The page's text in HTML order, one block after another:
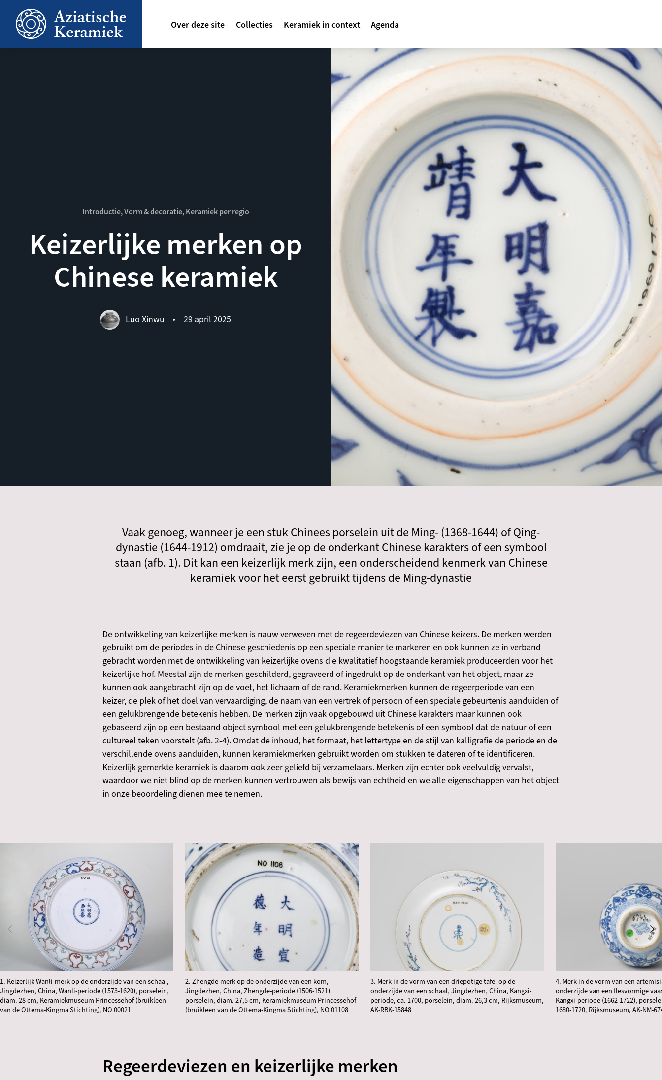
Overslaan
naar
Hoofdnavigatie
Over deze site Collecties Keramiek in context Agenda
Introductie Vorm & decoratie Keramiek per regio
Keizerlijke merken op
Chinese keramiek
Luo Xinwu • 29 april 2025
Vaak genoeg, wanneer je een stuk Chinees porselein uit de Ming- (1368-1644) of Qing-
dynastie (1644-1912) omdraait, zie je op de onderkant Chinese karakters of een symbool
staan (afb. 1). Dit kan een keizerlijk merk zijn, een onderscheidend kenmerk van Chinese
keramiek voor het eerst gebruikt tijdens de Ming-dynastie
De ontwikkeling van keizerlijke merken is nauw verweven met de regeerdeviezen van Chinese keizers. De merken werden
gebruikt om de periodes in de Chinese geschiedenis op een speciale manier te markeren en ook kunnen ze in verband
gebracht worden met de ontwikkeling van keizerlijke ovens die kwalitatief hoogstaande keramiek produceerden voor het
keizerlijke hof. Meestal zijn de merken geschilderd, gegraveerd of ingedrukt op de onderkant van het object, maar ze
kunnen ook aangebracht zijn op de voet, het lichaam of de rand. Keramiekmerken kunnen de regeerperiode van een
keizer, de plek of het doel van vervaardiging, de naam van een vertrek of persoon of een speciale gebeurtenis aanduiden of
een gelukbrengende betekenis hebben. De merken zijn vaak opgebouwd uit Chinese karakters maar kunnen ook
gebaseerd zijn op een bestaand object symbool met een gelukbrengende betekenis of een symbool dat de natuur of een
cultureel teken voorstelt (afb. 2-4). Omdat de inhoud, het formaat, het lettertype en de stijl van kalligrafie de periode en de
verschillende ovens aanduiden, kunnen keramiekmerken gebruikt worden om stukken te dateren of te identificeren.
Keizerlijk gemerkte keramiek is daarom ook zeer geliefd bij verzamelaars. Merken zijn echter ook veelvuldig vervalst,
waardoor we niet blind op de merken kunnen vertrouwen als bewijs van echtheid en we alle eigenschappen van het object
in onze beoordeling dienen mee te nemen.
1. Keizerlijk Wanli-merk op de onderzijde van een schaal,
Jingdezhen, China, Wanli-periode (1573-1620), porselein,
diam. 28 cm, Keramiekmuseum Princessehof (bruikleen
van de Ottema-Kingma Stichting), NO 00021
2. Zhengde-merk op de onderzijde van een kom,
Jingdezhen, China, Zhengde-periode (1506-1521),
porselein, diam. 27,5 cm, Keramiekmuseum Princessehof
(bruikleen van de Ottema-Kingma Stichting), NO 01108
3. Merk in de vorm van een driepotige tafel op de
onderzijde van een schaal, Jingdezhen, China, Kangxi-
periode, ca. 1700, porselein, diam. 26,3 cm, Rijksmuseum,
AK-RBK-15848
4. Merk in de vorm van een
onderzijde van een flesvormige
Kangxi-periode (1662-1722),
1680-1720, Rijksmuseum, AK-NM-
Regeerdeviezen en keizerlijke merken